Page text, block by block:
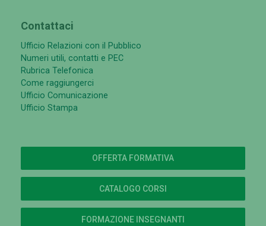
Contattaci
Ufficio Relazioni con il Pubblico
Numeri utili, contatti e PEC
Rubrica Telefonica
Come raggiungerci
Ufficio Comunicazione
Ufficio Stampa
OFFERTA FORMATIVA
CATALOGO CORSI
FORMAZIONE INSEGNANTI